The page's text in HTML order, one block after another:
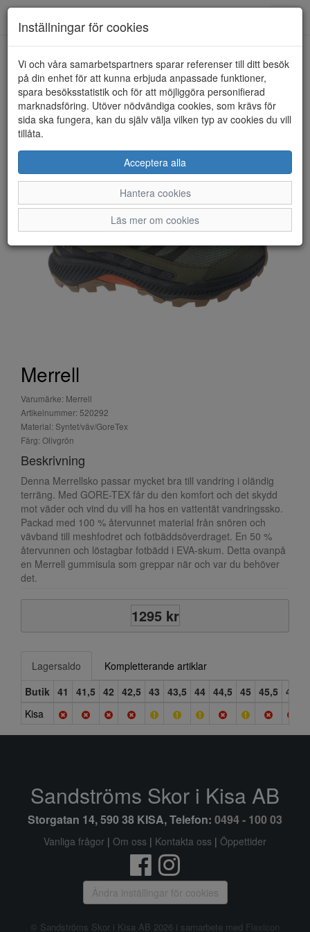
HEM MERRELL
Merrell
Varumärke: Merrell
Artikelnummer: 520292
Material: Syntet/väv/GoreTex
Färg: Olivgrön
Beskrivning
Denna Merrellsko passar mycket bra till vandring i oländig
terräng. Med GORE-TEX får du den komfort och det skydd
mot väder och vind du vill ha hos en vattentät vandringssko.
Packad med 100 % återvunnet material från snören och
vävband till meshfodret och fotbäddsöverdraget. En 50 %
återvunnen och löstagbar fotbädd i EVA-skum. Detta ovanpå
en Merrell gummisula som greppar när och var du behöver
det.
1295 kr
Lagersaldo
Kompletterande artiklar
Butik 41 41,5 42 42,5 43 43,5 44 44,5 45 45,5 46
Kisa
Inställningar för cookies
Vi och våra samarbetspartners sparar referenser till ditt besök
på din enhet för att kunna erbjuda anpassade funktioner,
spara besöksstatistik och för att möjliggöra personifierad
marknadsföring. Utöver nödvändiga cookies, som krävs för
sida ska fungera, kan du själv välja vilken typ av cookies du vill
tillåta.
Acceptera alla
Hantera cookies
Läs mer om cookies
Sandströms Skor i Kisa AB
Storgatan 14, 590 38 KISA, Telefon: 0494 - 100 03
Vanliga frågor | Om oss | Kontakta oss | Öppettider
Ändra inställingar för cookies
© Sandströms Skor i Kisa AB 2026 i samarbete med Flexicon